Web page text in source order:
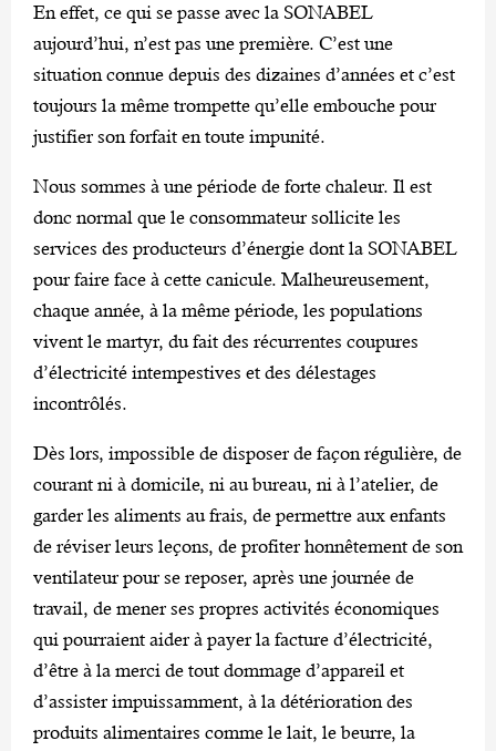
En effet, ce qui se passe avec la SONABEL
aujourd’hui, n’est pas une première. C’est une
situation connue depuis des dizaines d’années et c’est
toujours la même trompette qu’elle embouche pour
justifier son forfait en toute impunité.
Nous sommes à une période de forte chaleur. Il est
donc normal que le consommateur sollicite les
services des producteurs d’énergie dont la SONABEL
pour faire face à cette canicule. Malheureusement,
chaque année, à la même période, les populations
vivent le martyr, du fait des récurrentes coupures
d’électricité intempestives et des délestages
incontrôlés.
Dès lors, impossible de disposer de façon régulière, de
courant ni à domicile, ni au bureau, ni à l’atelier, de
garder les aliments au frais, de permettre aux enfants
de réviser leurs leçons, de profiter honnêtement de son
ventilateur pour se reposer, après une journée de
travail, de mener ses propres activités économiques
qui pourraient aider à payer la facture d’électricité,
d’être à la merci de tout dommage d’appareil et
d’assister impuissamment, à la détérioration des
produits alimentaires comme le lait, le beurre, la